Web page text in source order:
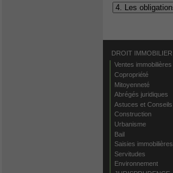
DROIT IMMOBILIER
Ventes immobilières
Copropriété
Mitoyenneté
Abrégés juridiques
Astuces et Conseils
Construction
Urbanisme
Bail
Saisies immobilières
Servitudes
Environnement